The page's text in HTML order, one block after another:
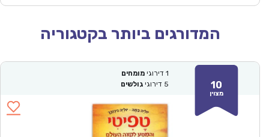
המדורגים ביותר בקטגוריה
10
מצוין
1 דירוגי מומחים
5 דירוגי גולשים